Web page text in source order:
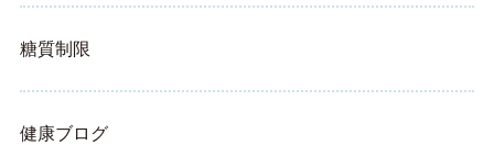
糖質制限
健康ブログ